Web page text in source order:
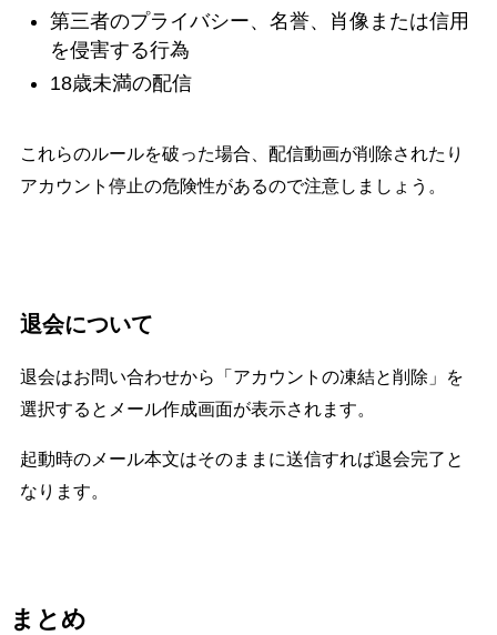
第三者のプライバシー、名誉、肖像または信用
を侵害する行為
18歳未満の配信
これらのルールを破った場合、配信動画が削除されたり
アカウント停止の危険性があるので注意しましょう。
退会について
退会はお問い合わせから「アカウントの凍結と削除」を
選択するとメール作成画面が表示されます。
起動時のメール本文はそのままに送信すれば退会完了と
なります。
まとめ